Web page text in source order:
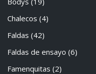
Chalecos (4)
Faldas (42)
Faldas de ensayo (6)
Famenquitas (2)